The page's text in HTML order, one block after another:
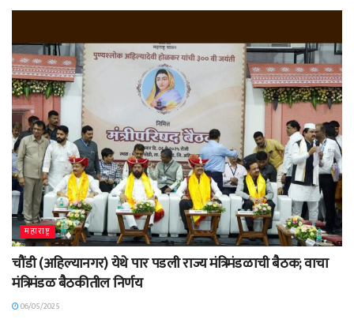
महाराष्ट्र
चौंडी (अहिल्यानगर) येथे पार पडली राज्य मंत्रिमंडळाची बैठक; वाचा
मंत्रिमंडळ बैठकीतील निर्णय
06/05/2025